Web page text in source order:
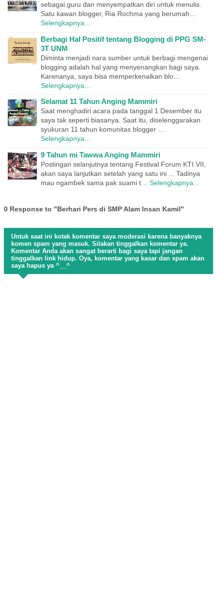
sebagai guru dan menyempatkan diri untuk menulis.
Satu kawan blogger, Ria Rochma yang berumah…
Selengkapnya...
Berbagi Hal Positif tentang Blogging di PPG SM-
3T UNM
Diminta menjadi nara sumber untuk berbagi mengenai
blogging adalah hal yang menyenangkan bagi saya.
Karenanya, saya bisa memperkenalkan blo…
Selengkapnya...
Selamat 11 Tahun Anging Mammiri
Saat menghadiri acara pada tanggal 1 Desember itu
saya tak seperti biasanya. Saat itu, diselenggarakan
syukuran 11 tahun komunitas blogger …
Selengkapnya...
9 Tahun mi Tawwa Anging Mammiri
Postingan selanjutnya tentang Festival Forum KTI VII,
akan saya lanjutkan setelah yang satu ini ... Tadinya
mau ngambek sama pak suami t…
Selengkapnya...
0 Response to "Berhari Pers di SMP Alam Insan Kamil"
Untuk saat ini kotak komentar saya moderasi karena banyaknya
komen spam yang masuk. Silakan tinggalkan komentar ya.
Komentar Anda akan sangat berarti bagi saya tapi jangan
tinggalkan link hidup. Oya, komentar yang kasar dan spam akan
saya hapus ya ^__^